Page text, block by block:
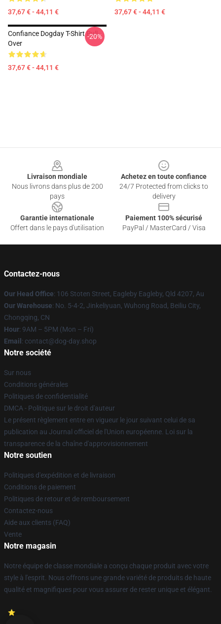
37,67 € - 44,11 € 37,67 € - 44,11 €
Confiance Dogday T-Shirt Pull-
Over
37,67 € - 44,11 €
-20%
Livraison mondiale
Nous livrons dans plus de 200
pays
Achetez en toute confiance
24/7 Protected from clicks to
delivery
Garantie internationale
Offert dans le pays d'utilisation
Paiement 100% sécurisé
PayPal / MasterCard / Visa
Contactez-nous
Our Head Office: 106 Stoten Street, Eagleby Eagleby, Qld 4207, Au
Our Warehouse: No. 5-4-2, Jinkeliyuan, Wuhong Road, Beiliu City,
Chongqing, CN
Hour: 9AM – 5PM (Mon – Fri)
Email : contact@dog-day.shop
Notre société
Sur nous
Conditions générales
Politiques de confidentialité
DMCA - Politique sur le droit d'auteur
Le présent règlement entre en vigueur le jour suivant celui de sa
publication au Journal officiel de l'Union européenne. Loi sur la
transparence de la chaîne d'approvisionnement
Notre soutien
Politiques d'expédition et de livraison
Conditions de paiement
Politiques de retour et de remboursement
Contactez-nous
Aide aux clients (FAQ)
Vente
Notre magasin
Notre équipe de classe mondiale a conçu chaque produit avec votre
style à l'esprit. Nous offrons une grande variété de produits de haute
qualité et magnifiques pour vous assurer de rester unique et élégant.